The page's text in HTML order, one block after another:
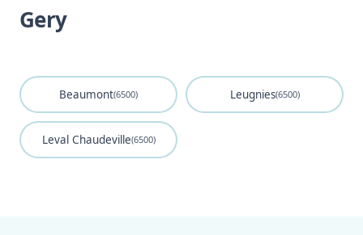
Gery
Beaumont(6500) Leugnies(6500)
Leval Chaudeville(6500)